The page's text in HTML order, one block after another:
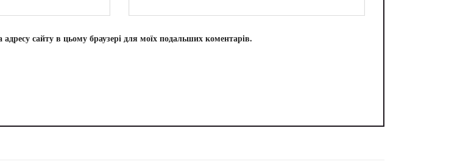
сайту в цьому браузері для моїх подальших коментарів.